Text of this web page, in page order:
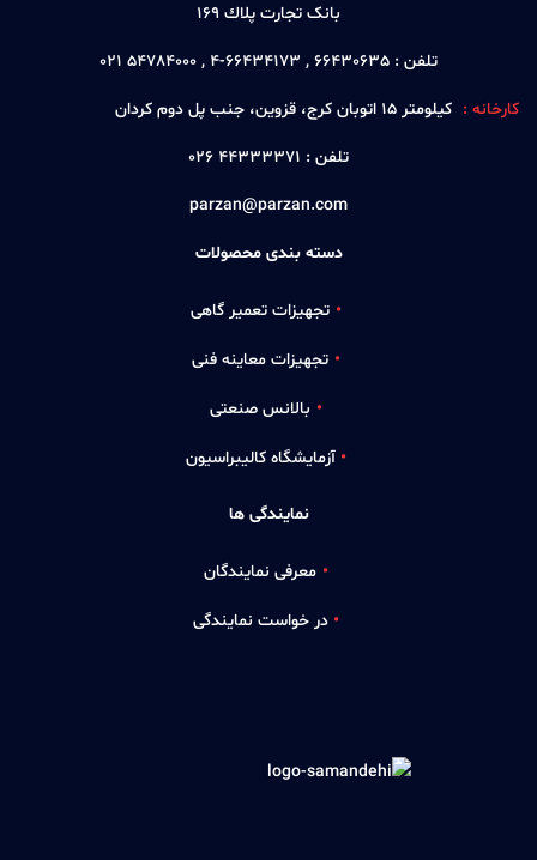
بانک تجارت پلاك 169
تلفن : 66430635 , 66434173-4 , 54784000 021
کارخانه : كيلومتر 15 اتوبان كرج، قزوين، جنب پل دوم كردان
تلفن : 44333371 026
parzan@parzan.com
دسته بندی محصولات
تجهیزات تعمیر گاهی
تجهیزات معاینه فنی
بالانس صنعتی
آزمایشگاه کالیبراسیون
نمایندگی ها
معرفی نمایندگان
در خواست نمایندگی